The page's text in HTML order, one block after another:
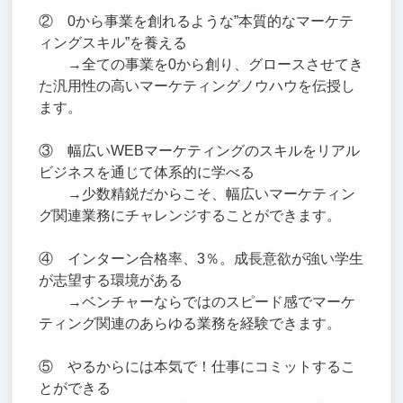
② 0から事業を創れるような”本質的なマーケテ
ィングスキル”を養える
→全ての事業を0から創り、グロースさせてき
た汎用性の高いマーケティングノウハウを伝授し
ます。
③ 幅広いWEBマーケティングのスキルをリアル
ビジネスを通じて体系的に学べる
→少数精鋭だからこそ、幅広いマーケティン
グ関連業務にチャレンジすることができます。
④ インターン合格率、3％。成長意欲が強い学生
が志望する環境がある
→ベンチャーならではのスピード感でマーケ
ティング関連のあらゆる業務を経験できます。
⑤ やるからには本気で！仕事にコミットするこ
とができる